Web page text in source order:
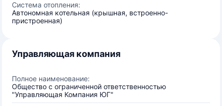
Система отопления:
Автономная котельная (крышная, встроенно-
пристроенная)
Управляющая компания
Полное наименование:
Общество с ограниченной ответственностью
"Управляющая Компания ЮГ"